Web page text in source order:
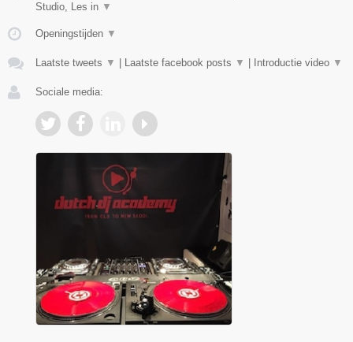
Studio, Les in ▼
Openingstijden ▼
Laatste tweets ▼ Laatste facebook posts ▼ Introductie video ▼
Sociale media: